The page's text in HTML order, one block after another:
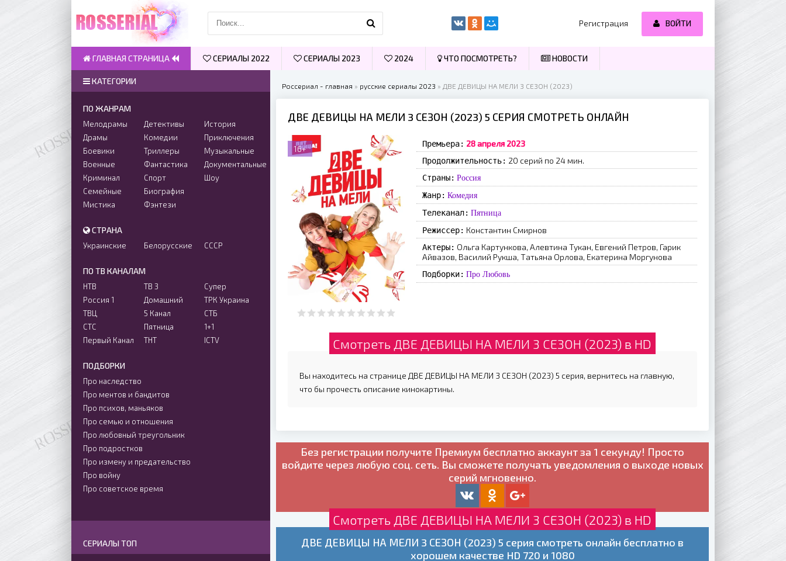
Россериал - главная » русские сериалы 2023 » ДВЕ ДЕВИЦЫ НА МЕЛИ 3 СЕЗОН (2023)
ДВЕ ДЕВИЦЫ НА МЕЛИ 3 СЕЗОН (2023) 5 СЕРИЯ СМОТРЕТЬ ОНЛАЙН
16+ Премьера: 28 апреля 2023
Продолжительность: 20 серий по 24 мин.
Страны: Россия
Жанр: Комедия
Телеканал: Пятница
Режиссер: Константин Смирнов
Актеры: Ольга Картункова, Алевтина Тукан, Евгений Петров, Гарик
Айвазов, Василий Рукша, Татьяна Орлова, Екатерина Моргунова
Подборки: Про Любовь
Смотреть ДВЕ ДЕВИЦЫ НА МЕЛИ 3 СЕЗОН (2023) в HD
Вы находитесь на странице ДВЕ ДЕВИЦЫ НА МЕЛИ 3 СЕЗОН (2023) 5 серия, вернитесь на главную,
что бы прочесть описание кинокартины.
Без регистрации получите Премиум бесплатно аккаунт за 1 секунду! Просто
войдите через любую соц. сеть. Вы сможете получать уведомления о выходе новых
серий мгновенно.
Смотреть ДВЕ ДЕВИЦЫ НА МЕЛИ 3 СЕЗОН (2023) в HD
ДВЕ ДЕВИЦЫ НА МЕЛИ 3 СЕЗОН (2023) 5 серия смотреть онлайн бесплатно в
хорошем качестве HD 720 и 1080
КАТЕГОРИИ
ПО ЖАНРАМ
Мелодрамы
Драмы
Боевики
Военные
Криминал
Семейные
Мистика
Детективы
Комедии
Триллеры
Фантастика
Спорт
Биография
Фэнтези
История
Приключения
Музыкальные
Документальные
Шоу
СТРАНА
Украинские Белорусские СССР
ПО ТВ КАНАЛАМ
НТВ
Россия 1
ТВЦ
СТС
Первый Канал
ТВ 3
Домашний
5 Канал
Пятница
ТНТ
Супер
ТРК Украина
СТБ
1+1
ICTV
ПОДБОРКИ
Про наследство
Про ментов и бандитов
Про психов, маньяков
Про семью и отношения
Про любовный треугольник
Про подростков
Про измену и предательство
Про войну
Про советское время
СЕРИАЛЫ ТОП
Регистрация ВОЙТИ
ГЛАВНАЯ СТРАНИЦА СЕРИАЛЫ 2022 СЕРИАЛЫ 2023 2024 ЧТО ПОСМОТРЕТЬ? НОВОСТИ